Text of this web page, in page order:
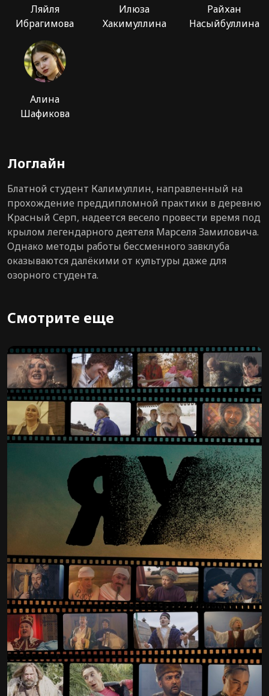
Ляйля
Ибрагимова
Илюза
Хакимуллина
Райхан
Насыйбуллина
Алина
Шафикова
Логлайн
Блатной студент Калимуллин, направленный на
прохождение преддипломной практики в деревню
Красный Серп, надеется весело провести время под
крылом легендарного деятеля Марселя Замиловича.
Однако методы работы бессменного завклуба
оказываются далёкими от культуры даже для
озорного студента.
Смотрите еще